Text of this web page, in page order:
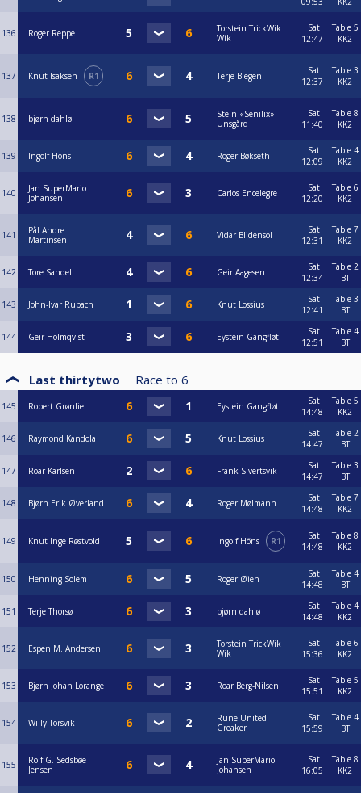
136 Roger Reppe
Torstein TrickWik
Wik
Sat
12:47
Table 5
KK2
137 Knut Isaksen R1 Terje Blegen
Sat
12:37
Table 3
KK2
138 bjørn dahlø
Stein «Senilix»
Unsgård
Sat
11:40
Table 8
KK2
139 Ingolf Höns Roger Bøkseth
Sat
12:09
Table 4
KK2
140
Jan SuperMario
Johansen
Carlos Encelegre
Sat
12:20
Table 6
KK2
141
Pål Andre
Martinsen
Vidar Blidensol
Sat
12:31
Table 7
KK2
142 Tore Sandell Geir Aagesen
Sat
12:34
Table 2
BT
143 John-Ivar Rubach Knut Lossius
Sat
12:41
Table 3
BT
144 Geir Holmqvist Eystein Gangfløt
Sat
12:51
Table 4
BT
Last thirtytwo Race to 6
145 Robert Grønlie Eystein Gangfløt
Sat
14:48
Table 5
KK2
146 Raymond Kandola Knut Lossius
Sat
14:47
Table 2
BT
147 Roar Karlsen Frank Sivertsvik
Sat
14:47
Table 3
BT
148 Bjørn Erik Øverland Roger Mølmann
Sat
14:48
Table 7
KK2
149 Knut Inge Røstvold Ingolf Höns R1
Sat
14:48
Table 8
KK2
150 Henning Solem Roger Øien
Sat
14:48
Table 4
BT
151 Terje Thorsø bjørn dahlø
Sat
14:48
Table 4
KK2
152 Espen M. Andersen
Torstein TrickWik
Wik
Sat
15:36
Table 6
KK2
153 Bjørn Johan Lorange Roar Berg-Nilsen
Sat
15:51
Table 5
KK2
154 Willy Torsvik
Rune United
Greaker
Sat
15:59
Table 4
BT
155
Rolf G. Sedsbøe
Jensen
Jan SuperMario
Johansen
Sat
16:05
Table 8
KK2